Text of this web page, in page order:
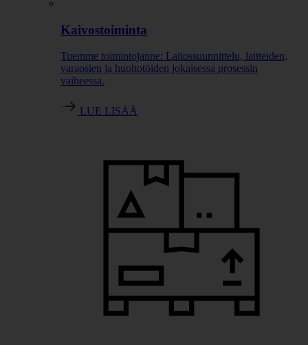
Kaivostoiminta
Tuemme toimintojanne: Laitossuunnittelu, laitteiden,
varaosien ja huoltotöiden jokaisessa prosessin
vaiheessa.
LUE LISÄÄ